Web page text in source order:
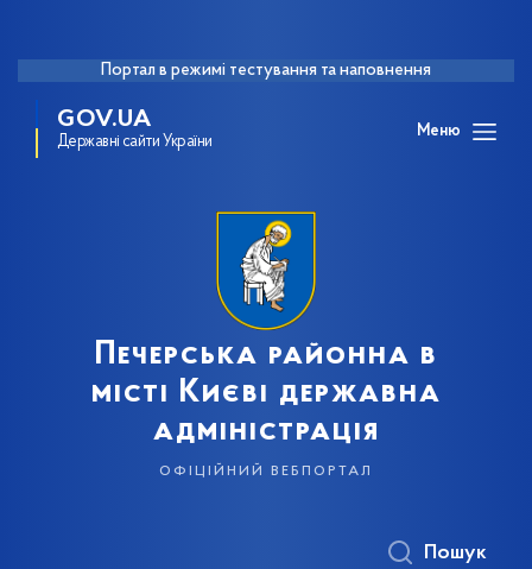
Портал в режимі тестування та наповнення
GOV.UA
Державні сайти України
Меню
Печерська районна в
місті Києві державна
адміністрація
офіційний вебпортал
Пошук